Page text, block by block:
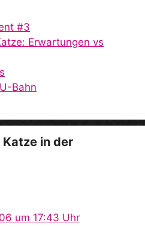
#3
Erwartungen vs
Bahn
Katze in der
um 17:43 Uhr